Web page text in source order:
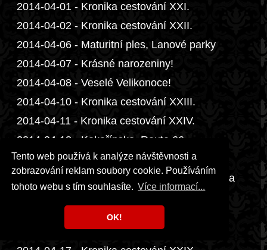
Tento web používá k analýze návštěvnosti a
zobrazování reklam soubory cookie. Používáním
tohoto webu s tím souhlasíte. Více informací...
OK!
2014-04-01 - Kronika cestování XXI.
2014-04-02 - Kronika cestování XXII.
2014-04-06 - Maturitní ples, Lanové parky
2014-04-07 - Krásné narozeniny!
2014-04-08 - Veselé Velikonoce!
2014-04-10 - Kronika cestování XXIII.
2014-04-11 - Kronika cestování XXIV.
2014-04-12 - Kokořínsko, Route 66
2014-04-13 - Yosemite, Rodina
2014-04-14 - Kronika cestování XXV., Kronika
cestování XXVI.
2014-04-15 - Kronika cestování XXVII.
2014-04-16 - Kronika cestování XXVIII.